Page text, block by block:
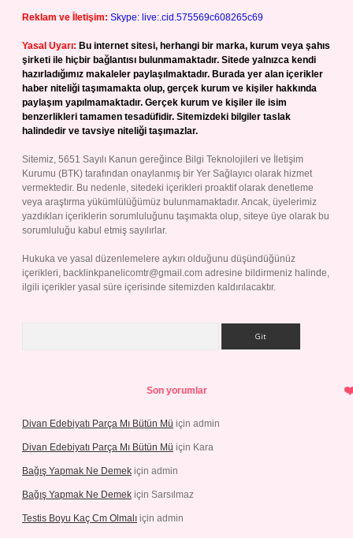
Reklam ve İletişim: Skype: live:.cid.575569c608265c69
Yasal Uyarı: Bu internet sitesi, herhangi bir marka, kurum veya şahıs
şirketi ile hiçbir bağlantısı bulunmamaktadır. Sitede yalnızca kendi
hazırladığımız makaleler paylaşılmaktadır. Burada yer alan içerikler
haber niteliği taşımamakta olup, gerçek kurum ve kişiler hakkında
paylaşım yapılmamaktadır. Gerçek kurum ve kişiler ile isim
benzerlikleri tamamen tesadüfidir. Sitemizdeki bilgiler taslak
halindedir ve tavsiye niteliği taşımazlar.
Sitemiz, 5651 Sayılı Kanun gereğince Bilgi Teknolojileri ve İletişim
Kurumu (BTK) tarafından onaylanmış bir Yer Sağlayıcı olarak hizmet
vermektedir. Bu nedenle, sitedeki içerikleri proaktif olarak denetleme
veya araştırma yükümlülüğümüz bulunmamaktadır. Ancak, üyelerimiz
yazdıkları içeriklerin sorumluluğunu taşımakta olup, siteye üye olarak bu
sorumluluğu kabul etmiş sayılırlar.
Hukuka ve yasal düzenlemelere aykırı olduğunu düşündüğünüz
içerikleri, backlinkpanelicomtr@gmail.com adresine bildirmeniz halinde,
ilgili içerikler yasal süre içerisinde sitemizden kaldırılacaktır.
Son yorumlar
Divan Edebiyatı Parça Mı Bütün Mü için admin
Divan Edebiyatı Parça Mı Bütün Mü için Kara
Bağış Yapmak Ne Demek için admin
Bağış Yapmak Ne Demek için Sarsılmaz
Testis Boyu Kaç Cm Olmalı için admin